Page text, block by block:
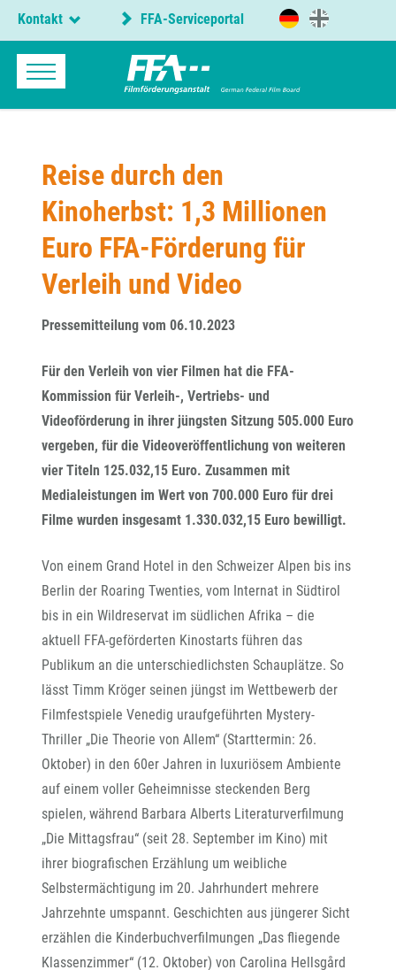
Kontakt FFA-Serviceportal
Reise durch den
Kinoherbst: 1,3 Millionen
Euro FFA-Förderung für
Verleih und Video
Pressemitteilung vom 06.10.2023
Für den Verleih von vier Filmen hat die FFA-
Kommission für Verleih-, Vertriebs- und
Videoförderung in ihrer jüngsten Sitzung 505.000 Euro
vergeben, für die Videoveröffentlichung von weiteren
vier Titeln 125.032,15 Euro. Zusammen mit
Medialeistungen im Wert von 700.000 Euro für drei
Filme wurden insgesamt 1.330.032,15 Euro bewilligt.
Von einem Grand Hotel in den Schweizer Alpen bis ins
Berlin der Roaring Twenties, vom Internat in Südtirol
bis in ein Wildreservat im südlichen Afrika – die
aktuell FFA-geförderten Kinostarts führen das
Publikum an die unterschiedlichsten Schauplätze. So
lässt Timm Kröger seinen jüngst im Wettbewerb der
Filmfestspiele Venedig uraufgeführten Mystery-
Thriller „Die Theorie von Allem“ (Starttermin: 26.
Oktober) in den 60er Jahren in luxuriösem Ambiente
auf einem voller Geheimnisse steckenden Berg
spielen, während Barbara Alberts Literaturverfilmung
„Die Mittagsfrau“ (seit 28. September im Kino) mit
ihrer biografischen Erzählung um weibliche
Selbstermächtigung im 20. Jahrhundert mehrere
Jahrzehnte umspannt. Geschichten aus jüngerer Sicht
erzählen die Kinderbuchverfilmungen „Das fliegende
Klassenzimmer“ (12. Oktober) von Carolina Hellsgård